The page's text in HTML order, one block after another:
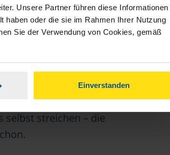
Unsere Partner führen diese Informationen
haben oder die sie im Rahmen Ihrer Nutzung
Sie der Verwendung von Cookies, gemäß
Einverstanden
der Steuer
selbst streichen – die